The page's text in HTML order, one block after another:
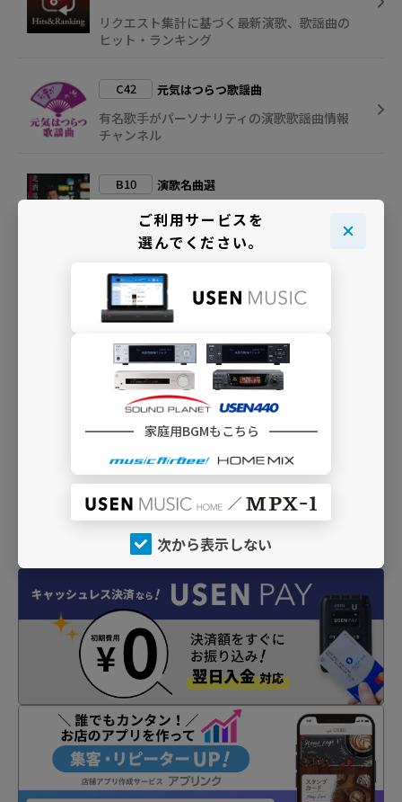
リクエスト集計に基づく最新演歌、歌謡曲の
ヒット・ランキング
C42 元気はつらつ歌謡曲
有名歌手がパーソナリティの演歌歌謡曲情報
チャンネル
B10 演歌名曲選
誰もが知ってる演歌の名曲を厳選してお届け
しています
B53 大漁☆演歌名曲選
漁港や漁をテーマにした「漁師演歌」を厳選
ご利用サービスを
選んでください。
家庭用BGMもこちら
次から表示しない